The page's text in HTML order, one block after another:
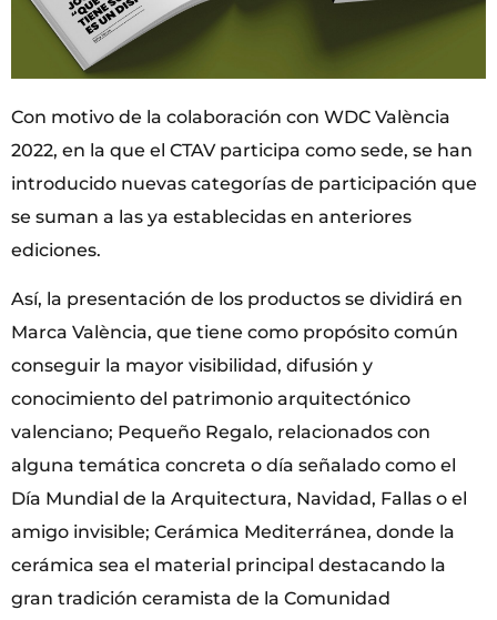
Con motivo de la colaboración con WDC València
2022, en la que el CTAV participa como sede, se han
introducido nuevas categorías de participación que
se suman a las ya establecidas en anteriores
ediciones.
Así, la presentación de los productos se dividirá en
Marca València, que tiene como propósito común
conseguir la mayor visibilidad, difusión y
conocimiento del patrimonio arquitectónico
valenciano; Pequeño Regalo, relacionados con
alguna temática concreta o día señalado como el
Día Mundial de la Arquitectura, Navidad, Fallas o el
amigo invisible; Cerámica Mediterránea, donde la
cerámica sea el material principal destacando la
gran tradición ceramista de la Comunidad